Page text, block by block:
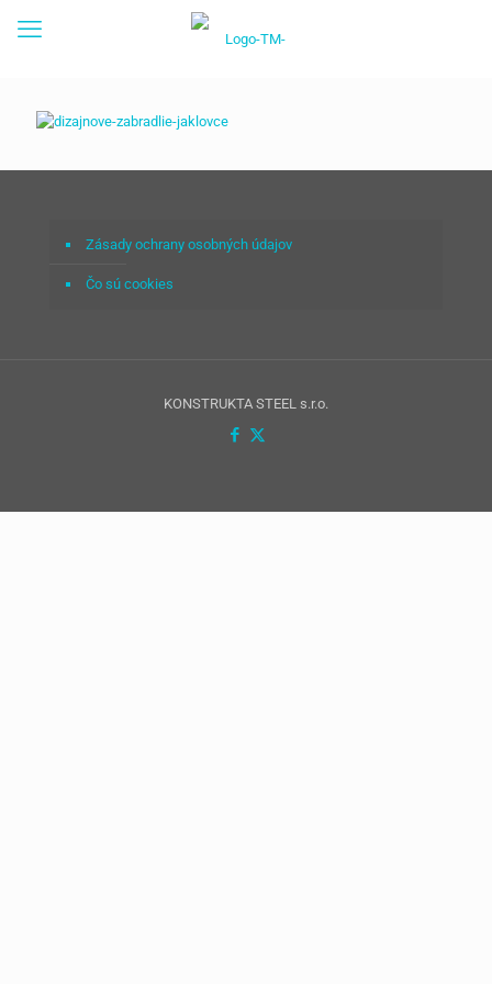
Zásady ochrany osobných údajov
Čo sú cookies
KONSTRUKTA STEEL s.r.o.